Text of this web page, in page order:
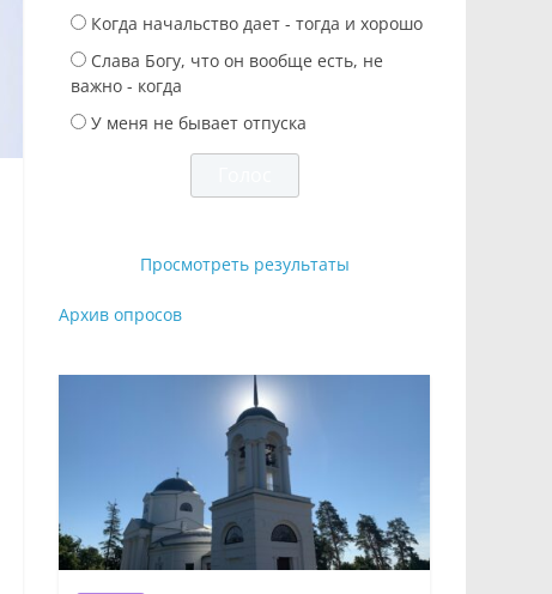
Когда начальство дает - тогда и хорошо
Слава Богу, что он вообще есть, не
важно - когда
У меня не бывает отпуска
Просмотреть результаты
Архив опросов